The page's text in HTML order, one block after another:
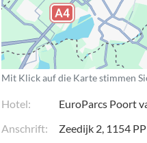
Mit Klick auf die Karte stimmen
Hotel
EuroParcs Poort
Anschrift
Zeedijk 2 1154 PP